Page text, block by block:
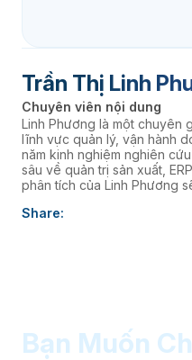
Trần Thị Linh
Chuyên viên nội dung
Linh Phương là một chuyên
lĩnh vực quản lý, vận hành
năm kinh nghiệm nghiên
sâu về quản trị sản xuất,
phân tích của Linh Phương
thúc đẩy chuyển đổi số. âaaa
Share:
Bạn Muốn